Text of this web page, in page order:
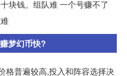
块钱。组队难 一个号赚不了
梦幻币快?
格普遍较高,投入和阵容选择决